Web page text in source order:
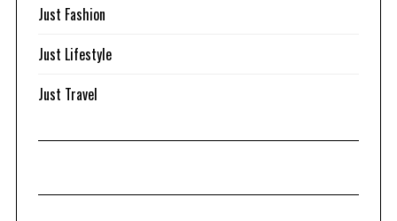
Just Fashion
Just Lifestyle
Just Travel